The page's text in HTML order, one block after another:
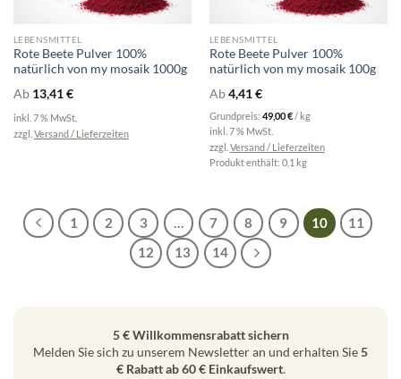
LEBENSMITTEL
Rote Beete Pulver 100%
natürlich von my mosaik 1000g
Ab 13,41€
inkl. 7 % MwSt.
zzgl. Versand / Lieferzeiten
LEBENSMITTEL
Rote Beete Pulver 100%
natürlich von my mosaik 100g
Ab4,41€
Grundpreis: 49,00€/ kg
inkl. 7 % MwSt.
zzgl. Versand / Lieferzeiten
Produkt enthält: 0,1 kg
1 2 3 … 7 8 9 10
11
12
13 14
5 € Willkommensrabatt sichern
Melden Sie sich zu unserem Newsletter an und erhalten Sie5
€ Rabatt ab 60 € Einkaufswert.